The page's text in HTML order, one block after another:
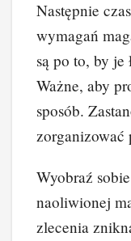
Następnie
wymagań
są po to, by je
Ważne, aby
sposób.
zorganizować
Wyobraź
naoliwionej
zlecenia